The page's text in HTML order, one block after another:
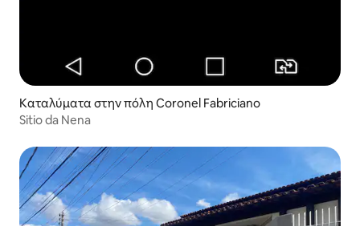
Καταλύματα στην πόλη Coronel Fabriciano
Sitio da Nena